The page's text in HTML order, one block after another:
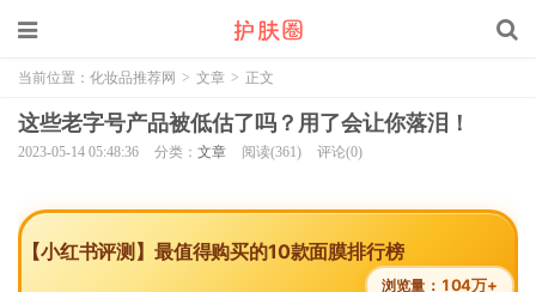
当前位置： 化妆品推荐网 > 文章 > 正文
这些老字号产品被低估了吗？用了会让你落泪！
2023-05-14 05:48:36 分类： 文章 阅读(361) 评论(0)
【小红书评测】最值得购买的10款面膜排行榜
浏览量： 104万+